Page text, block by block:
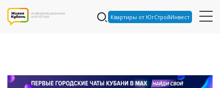
Квартиры от ЮгСтройИнвест